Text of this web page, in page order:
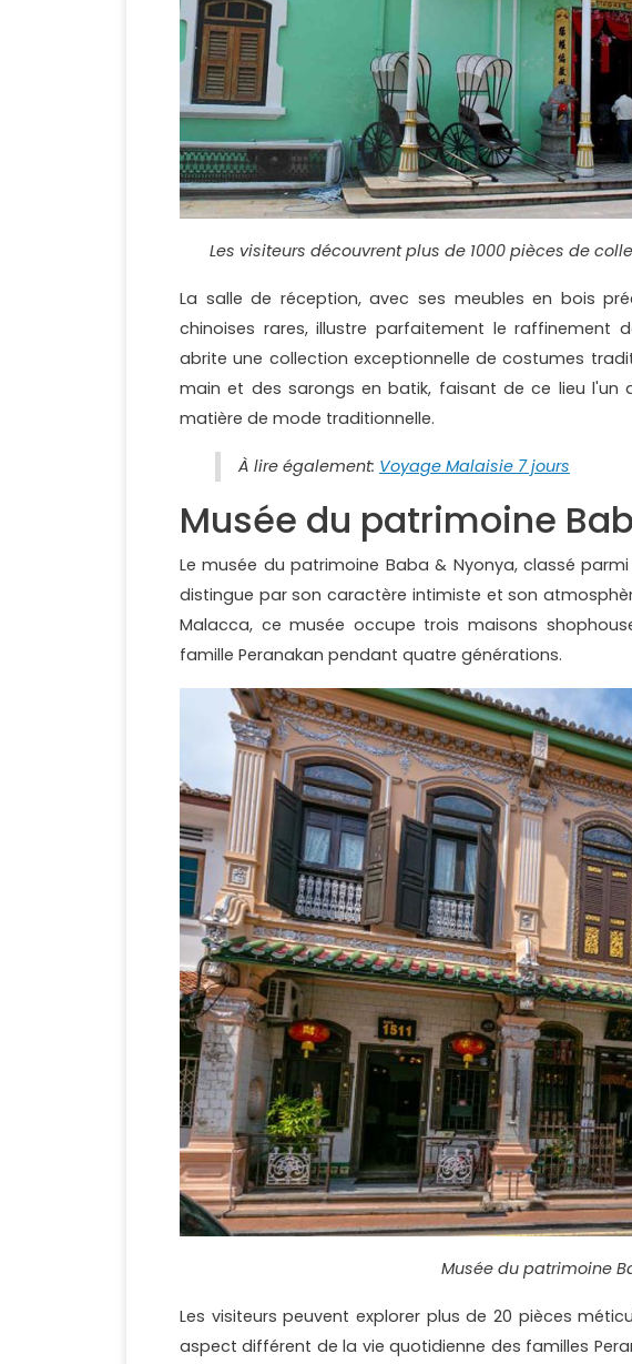
Les visiteurs découvrent plus de 1000 pièces de
La salle de réception, avec ses meubles en bois
chinoises rares, illustre parfaitement le raffinement
abrite une collection exceptionnelle de costumes
main et des sarongs en batik, faisant de ce lieu l'un
matière de mode traditionnelle.
À lire également: Voyage Malaisie 7 jours
Musée du patrimoine
Le musée du patrimoine Baba & Nyonya, classé
distingue par son caractère intimiste et son
Malacca, ce musée occupe trois maisons
famille Peranakan pendant quatre générations.
Musée du patrimoine
Les visiteurs peuvent explorer plus de 20 pièces
aspect différent de la vie quotidienne des familles